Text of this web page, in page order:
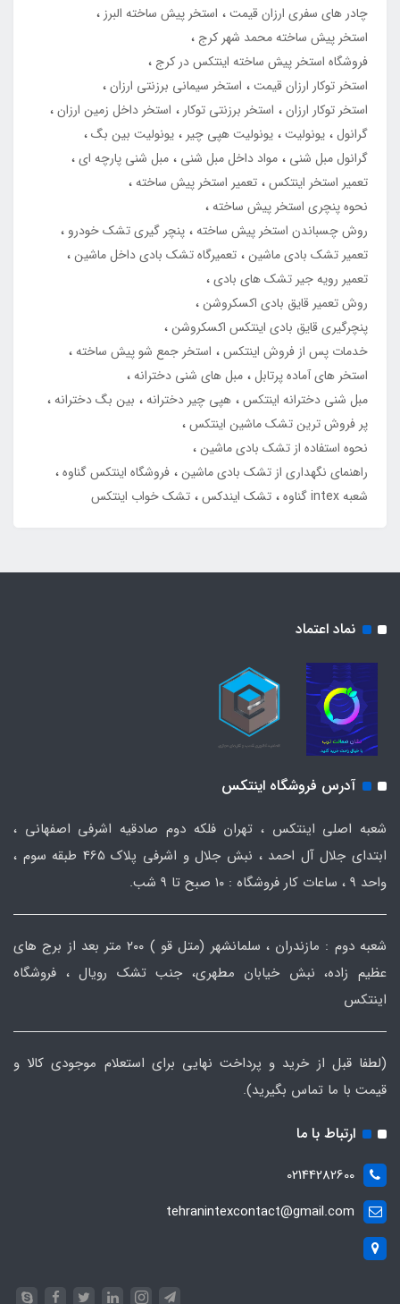
چادر های سفری ارزان قیمت
استخر پیش ساخته البرز
استخر پیش ساخته محمد شهر کرج
فروشگاه استخر پیش ساخته اینتکس در کرج
استخر توکار ارزان قیمت
استخر سیمانی برزنتی ارزان
استخر توکار ارزان
استخر برزنتی توکار
استخر داخل زمین ارزان
گرانول یونولیت یونولیت هپی چیر
یونولیت بین بگ
گرانول مبل شنی
مواد داخل مبل شنی
مبل شنی پارچه ای
تعمیر استخر اینتکس تعمیر استخر پیش ساخته
نحوه پنچری استخر پیش ساخته
روش چسباندن استخر پیش ساخته پنچر گیری تشک خودرو
تعمیر تشک بادی ماشین تعمیرگاه تشک بادی داخل ماشین
تعمیر رویه جیر تشک های بادی
روش تعمیر قایق بادی اکسکروشن
پنچرگیری قایق بادی اینتکس اکسکروشن
خدمات پس از فروش اینتکس
استخر جمع شو پیش ساخته
استخر های آماده پرتابل مبل های شنی دخترانه
مبل شنی دخترانه اینتکس هپی چیر دخترانه
بین بگ دخترانه
پر فروش ترین تشک ماشین اینتکس
نحوه استفاده از تشک بادی ماشین
راهنمای نگهداری از تشک بادی ماشین فروشگاه اینتکس گناوه
شعبه intex گناوه
تشک ایندکس تشک خواب اینتکس
نماد اعتماد
آدرس فروشگاه اینتکس
شعبه اصلی اینتکس ، تهران فلکه دوم صادقیه اشرفی اصفهانی ،
ابتدای جلال آل احمد ، نبش جلال و اشرفی پلاک 465 طبقه سوم ،
واحد ۹ ، ساعات کار فروشگاه : ۱۰ صبح تا ۹ شب.
شعبه دوم : مازندران ، سلمانشهر (متل قو ) ۲۰۰ متر بعد از برج های
عظیم زاده، نبش خیابان مطهری، جنب تشک رویال ، فروشگاه
اینتکس
(لطفا قبل از خرید و پرداخت نهایی برای استعلام موجودی کالا و
قیمت با ما تماس بگیرید).
ارتباط با ما
02144282600
tehranintexcontact@gmail.com